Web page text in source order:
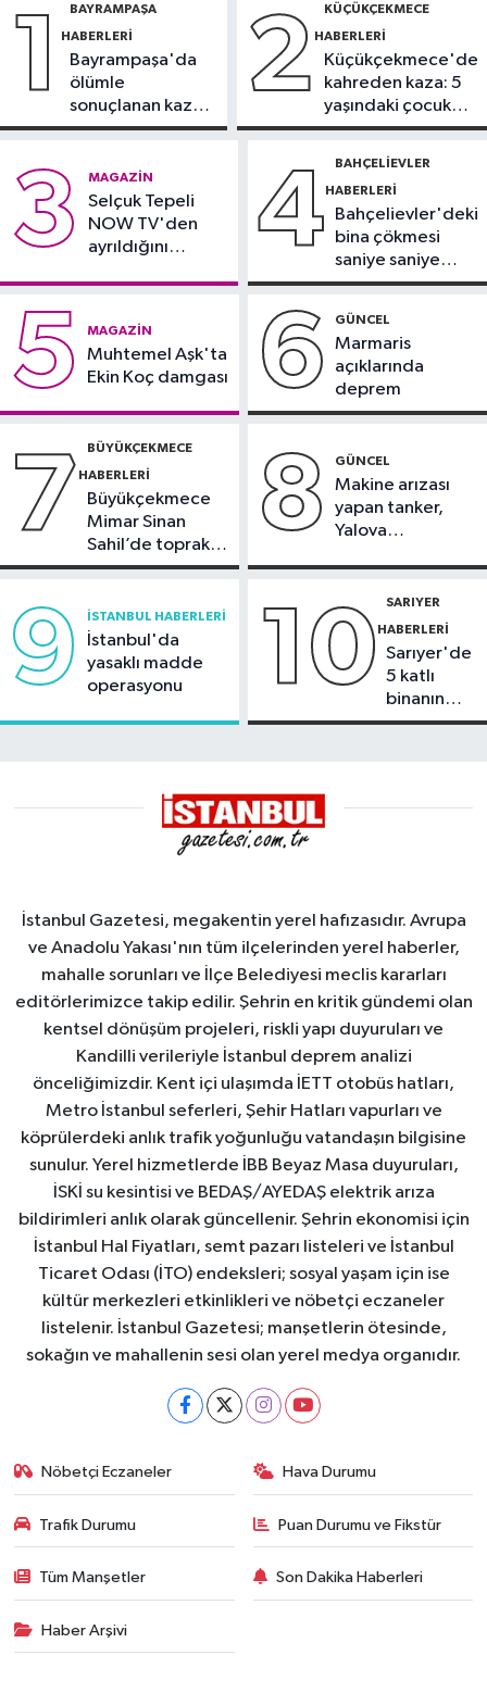
kamerada
Güncel
ormana sıçradı
17:46
orman yangını söndürüldü
balkonu yıkıldı
1 BAYRAMPAŞA
HABERLERI
Bayrampaşa'da
ölümle
sonuçlanan kaza:
Sürücü
2 KÜÇÜKÇEKMECE
HABERLERI
Küçükçekmece'de
kahreden kaza: 5
yaşındaki çocuk
yoğun bakımda
3 MAGAZIN
Selçuk Tepeli
NOW TV'den
ayrıldığını
4 BAHÇELIEVLER
HABERLERI
Bahçelievler'deki
bina çökmesi
saniye saniye
görüntülendi
5 MAGAZIN
Muhtemel Aşk'ta
Ekin Koç damgası
6 GÜNCEL
Marmaris
açıklarında
deprem
7 BÜYÜKÇEKMECE
HABERLERI
Büyükçekmece
Mimar Sinan
Sahil’de toprak
kayması
8 GÜNCEL
Makine arızası
yapan tanker,
Yalova
9 İSTANBUL HABERLERI
İstanbul'da
yasaklı madde
operasyonu
10 SARIYER
HABERLERI
Sarıyer'de
5 katlı
binanın
çatısında
İstanbul Gazetesi, megakentin yerel hafızasıdır. Avrupa
ve Anadolu Yakası'nın tüm ilçelerinden yerel haberler,
mahalle sorunları ve İlçe Belediyesi meclis kararları
editörlerimizce takip edilir. Şehrin en kritik gündemi olan
kentsel dönüşüm projeleri, riskli yapı duyuruları ve
Kandilli verileriyle İstanbul deprem analizi
önceliğimizdir. Kent içi ulaşımda İETT otobüs hatları,
Metro İstanbul seferleri, Şehir Hatları vapurları ve
köprülerdeki anlık trafik yoğunluğu vatandaşın bilgisine
sunulur. Yerel hizmetlerde İBB Beyaz Masa duyuruları,
İSKİ su kesintisi ve BEDAŞ/AYEDAŞ elektrik arıza
bildirimleri anlık olarak güncellenir. Şehrin ekonomisi için
İstanbul Hal Fiyatları, semt pazarı listeleri ve İstanbul
Ticaret Odası (İTO) endeksleri; sosyal yaşam için ise
kültür merkezleri etkinlikleri ve nöbetçi eczaneler
listelenir. İstanbul Gazetesi; manşetlerin ötesinde,
sokağın ve mahallenin sesi olan yerel medya organıdır.
Nöbetçi Eczaneler Hava Durumu
Trafik Durumu Puan Durumu ve Fikstür
Tüm Manşetler Son Dakika Haberleri
Haber Arşivi